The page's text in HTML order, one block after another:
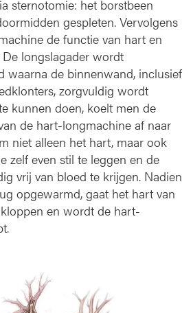
sternotomie: het borstbeen
gespleten. Vervolgens
de functie van hart en
longslagader wordt
waarna de binnenwand, inclusief
zorgvuldig wordt
kunnen doen, koelt men de
de hart-longmachine af naar
niet alleen het hart, maar ook
zelf even stil te leggen en de
vrij van bloed te krijgen. Nadien
opgewarmd, gaat het hart van
en wordt de hart-